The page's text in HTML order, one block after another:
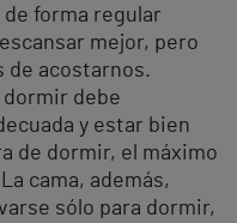
forma regular
mejor, pero
de acostarnos.
dormir debe
y estar bien
de dormir, el máximo
cama, además,
sólo para dormir,